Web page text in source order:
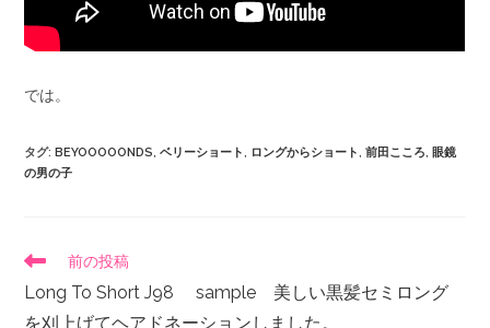
では。
タグ:BEYOOOOONDS ベリーショート ロングからショート 前田こころ
眼鏡
の男の子
前の投稿
Long To Short J98 sample 美しい黒髪セミロング
を刈上げてヘアドネーションしました。